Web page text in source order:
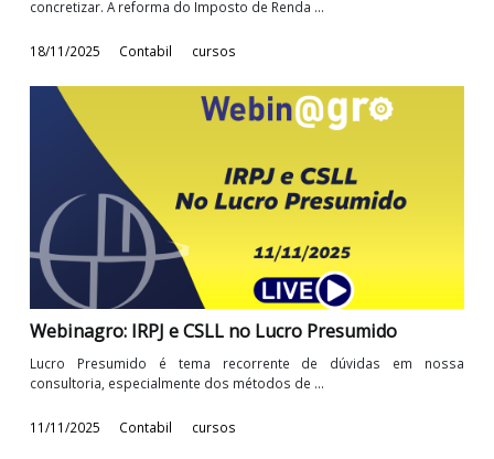
Webinagro: Reforma do IR - Prepare-se para o
cálculo da renda em 2026
concretizar. A reforma do Imposto de Renda ...